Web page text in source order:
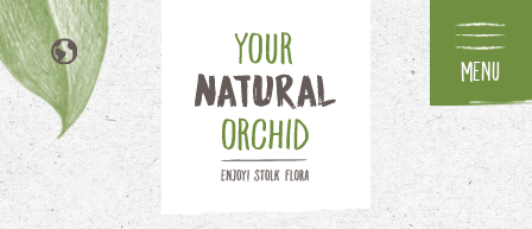
NL
EN
DE
FR
Menu